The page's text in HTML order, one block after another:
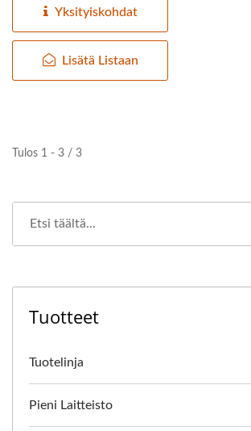
asettaminen
automaattiseen...
Yksityiskohdat
Lisätä Listaan
Tulos 1 - 3 / 3
Tuotteet
Tuotelinja
Pieni Laitteisto